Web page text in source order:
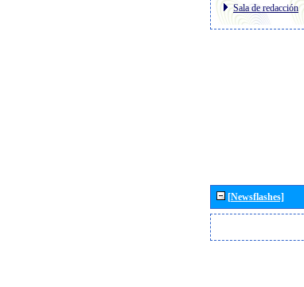
Sala de redacción
[Newsflashes]